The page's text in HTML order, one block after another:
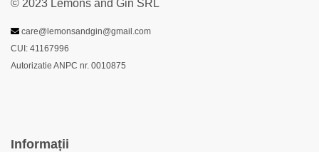
© 2023 Lemons and Gin SRL
care@lemonsandgin@gmail.com
CUI: 41167996
Autorizatie ANPC nr. 0010875
Informații